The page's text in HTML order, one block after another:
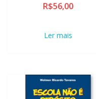
R$56,00
Ler mais